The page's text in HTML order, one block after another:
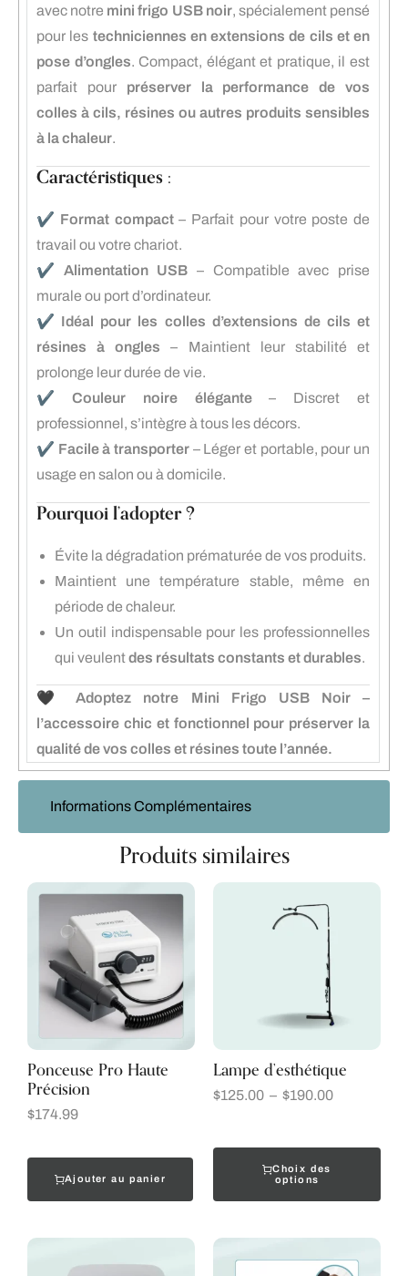
Informations Complémentaires
avec notre mini frigo USB noir, spécialement pensé
pour les techniciennes en extensions de cils et en
pose d’ongles. Compact, élégant et pratique, il est
parfait pour préserver la performance de vos
colles à cils, résines ou autres produits sensibles
à la chaleur.
Caractéristiques :
✔️ Format compact– Parfait pour votre poste de
travail ou votre chariot.
✔️ Alimentation USB – Compatible avec prise
murale ou port d’ordinateur.
✔️ Idéal pour les colles d’extensions de cils et
résines à ongles – Maintient leur stabilité et
prolonge leur durée de vie.
✔️ Couleur noire élégante– Discret et
professionnel, s’intègre à tous les décors.
✔️ Facile à transporter – Léger et portable, pour un
usage en salon ou à domicile.
Pourquoi l’adopter ?
Évite la dégradation prématurée de vos produits.
Maintient une température stable, même en
période de chaleur.
Un outil indispensable pour les professionnelles
qui veulentdes résultats constants et durables.
🖤Adoptez notre Mini Frigo USB Noir –
l’accessoire chic et fonctionnel pour préserver la
qualité de vos colles et résines toute l’année.
Produits similaires
Ponceuse Pro Haute
Précision
$174.99
Ajouter au panier
Lampe d’esthétique
$125.00 – $190.00
Choix des
options